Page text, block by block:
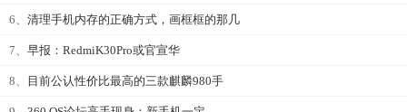
6、 清理手机内存的正确方式，画框框的那几
7、 早报：RedmiK30Pro或官宣华
8、 目前公认性价比最高的三款麒麟980手